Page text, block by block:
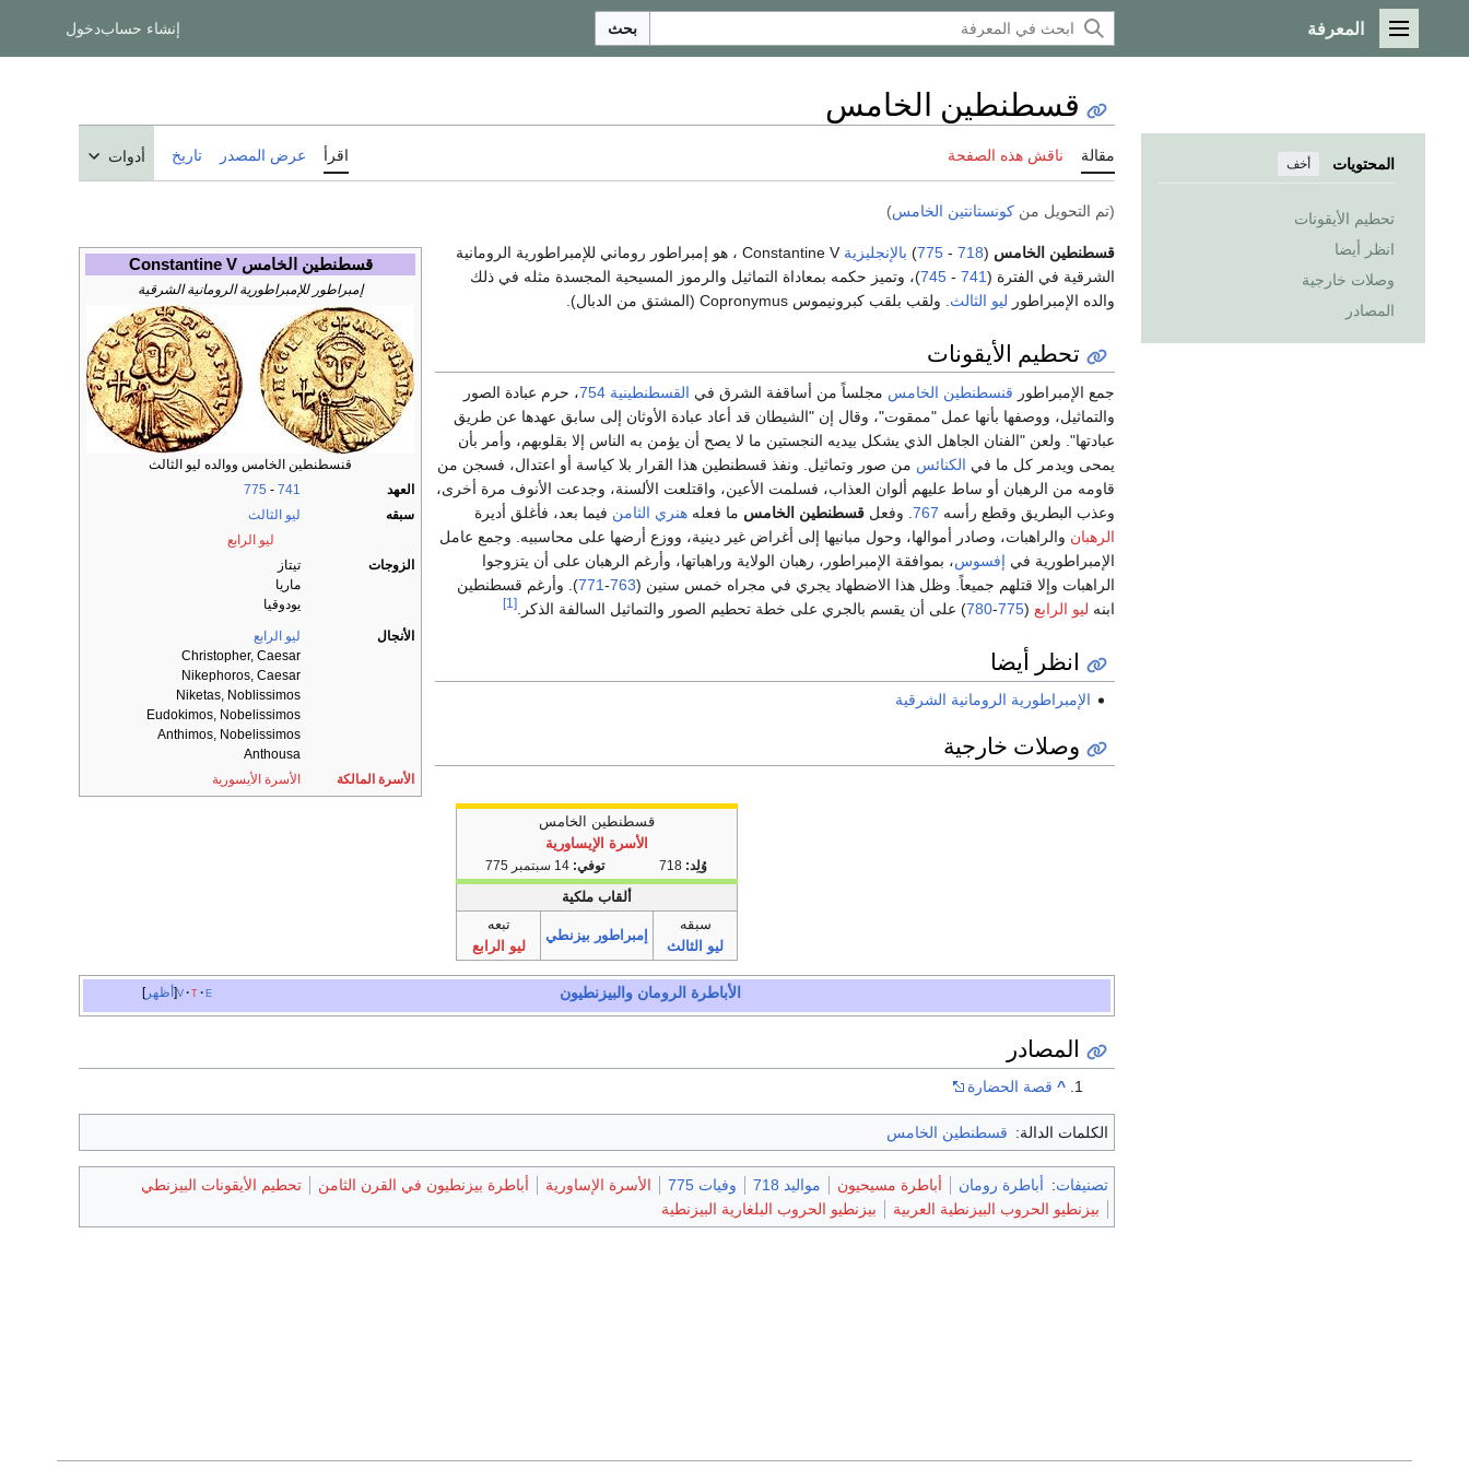
القائمة الرئيسية
المعرفة بحث إنشاء حسابدخول
المحتويات أخف
تحطيم الأيقونات
انظر أيضا
وصلات خارجية
المصادر
قسطنطين الخامس
مقالة ناقش هذه الصفحة اقرأ عرض المصدر تاريخ أدوات
(تم التحويل من كونستانتين الخامس)
قسطنطين الخامس Constantine V
إمبراطور للإمبراطورية الرومانية الشرقية
قنسطنطين الخامس ووالده ليو الثالث
العهد
741
-
775
سبقه
ليو الثالث
ليو الرابع
الزوجات
تيتاز
ماريا
يودوقيا
الأنجال
ليو الرابع
Christopher, Caesar
Nikephoros, Caesar
Niketas, Noblissimos
Eudokimos, Nobelissimos
Anthimos, Nobelissimos
Anthousa
الأسرة المالكة
الأسرة الأيسورية
قسطنطين الخامس (
718
-
775
) بالإنجليزية
Constantine V ، هو إمبراطور روماني للإمبراطورية الرومانية
الشرقية في الفترة (741
-
745)، وتميز حكمه بمعاداة التماثيل والرموز المسيحية المجسدة مثله في ذلك
والده الإمبراطور ليو الثالث . ولقب بلقب كبرونيموس Copronymus (المشتق من الدبال).
تحطيم الأيقونات
جمع الإمبراطور قنسطنطين الخامس مجلساً من أساقفة الشرق في القسطنطينية 754، حرم عبادة الصور
والتماثيل، ووصفها بأنها عمل "ممقوت"، وقال إن "الشيطان قد أعاد عبادة الأوثان إلى سابق عهدها عن طريق
عبادتها". ولعن "الفنان الجاهل الذي يشكل بيديه النجستين ما لا يصح أن يؤمن به الناس إلا بقلوبهم، وأمر بأن
يمحى ويدمر كل ما في الكنائس من صور وتماثيل. ونفذ قسطنطين هذا القرار بلا كياسة أو اعتدال، فسجن من
قاومه من الرهبان أو ساط عليهم ألوان العذاب، فسلمت الأعين، واقتلعت الألسنة، وجدعت الأنوف مرة أخرى،
وعذب البطريق وقطع رأسه 767. وفعل قسطنطين الخامس ما فعله هنري الثامن فيما بعد، فأغلق أديرة
الرهبان والراهبات، وصادر أموالها، وحول مبانيها إلى أغراض غير دينية، ووزع أرضها على محاسبيه. وجمع عامل
الإمبراطورية في إفسوس، بموافقة الإمبراطور، رهبان الولاية وراهباتها، وأرغم الرهبان على أن يتزوجوا
الراهبات وإلا قتلهم جميعاً. وظل هذا الاضطهاد يجري في مجراه خمس سنين (763
-
771). وأرغم قسطنطين
ابنه ليو الرابع (
775
-
780) على أن يقسم بالجري على خطة تحطيم الصور والتماثيل السالفة الذكر.[1]
انظر أيضا
الإمبراطورية الرومانية الشرقية
وصلات خارجية
قسطنطين الخامس
الأسرة الإيساورية
وُلِد: توفي: 14 سبتمبر 775
ألقاب ملكية
سبقه
ليو الثالث
إمبراطور بيزنطي
تبعه
ليو الرابع
أظهر v t e الأباطرة الرومان والبيزنطيون
المصادر
^ قصة الحضارة
الكلمات الدالة: قسطنطين الخامس
تصنيفات: أباطرة رومان أباطرة مسيحيون مواليد 718 وفيات 775 الأسرة الإساورية أباطرة بيزنطيون في القرن الثامن
تحطيم الأيقونات البيزنطي
بيزنطيو الحروب البيزنطية العربية
بيزنطيو الحروب البلغارية البيزنطية